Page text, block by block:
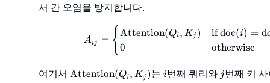
서 간 오염을 방지합니다.
A_{ij} =
Aij = {Attention(Qi, Kj )
0
ifdoc(i) =
otherwise
여기서 \text{Attention}
Attention(Qi, Kj )는 i
i번째 쿼리와 jj번째 키